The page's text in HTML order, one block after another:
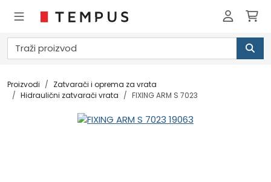
Proizvodi
Zatvarači i oprema za vrata
Hidraulični zatvarači vrata
FIXING ARM S 7023